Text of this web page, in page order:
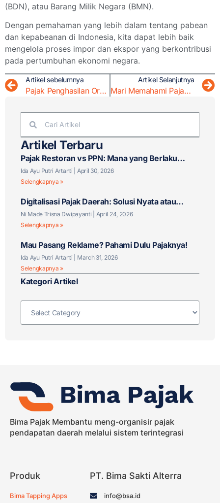
(BDN), atau Barang Milik Negara (BMN).
Dengan pemahaman yang lebih dalam tentang pabean
dan kepabeanan di Indonesia, kita dapat lebih baik
mengelola proses impor dan ekspor yang berkontribusi
pada pertumbuhan ekonomi negara.
Artikel sebelumnya
Pajak Penghasilan Orang Pribadi (PPh OP) di Indonesia
Artikel Selanjutnya
Mari Memahami Pajak Bangunan Rumah Tinggal
Artikel Terbaru
Pajak Restoran vs PPN: Mana yang Berlaku
untuk Bisnis F&B Anda?
Ida Ayu Putri Artanti
April 30, 2026
Selengkapnya »
Digitalisasi Pajak Daerah: Solusi Nyata atau
Tantangan Baru?
Ni Made Trisna Dwipayanti
April 24, 2026
Selengkapnya »
Mau Pasang Reklame? Pahami Dulu Pajaknya!
Ida Ayu Putri Artanti
March 31, 2026
Selengkapnya »
Kategori Artikel
Bima Pajak Membantu meng-organisir pajak
pendapatan daerah melalui sistem terintegrasi
Produk
Bima Tapping Apps
PT. Bima Sakti Alterra
info@bsa.id